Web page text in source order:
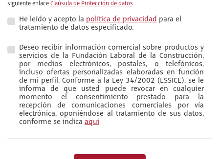
siguiente enlace Claúsula de Protección de datos
He leído y acepto la política de privacidad para el
tratamiento de datos especificado.
Deseo recibir información comercial sobre productos y
servicios de la Fundación Laboral de la Construcción,
por medios electrónicos, postales, o telefónicos,
incluso ofertas personalizadas elaboradas en función
de mi perfil. Conforme a la Ley 34/2002 (LSSICE), se le
informa de que usted puede revocar en cualquier
momento el consentimiento prestado para la
recepción de comunicaciones comerciales por vía
electrónica, oponiéndose al tratamiento de sus datos,
conforme se indica aquí